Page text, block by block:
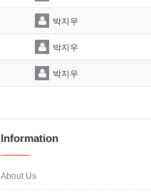
박지우
박지우
박지우
Information
About Us